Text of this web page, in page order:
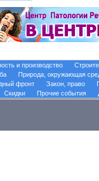
и производство
Природа, окружающая
фронт Закон, право
Скидки Прочие события